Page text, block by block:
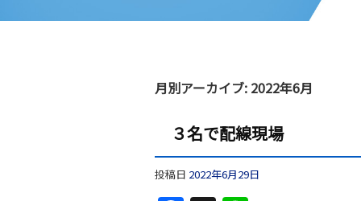
月別アーカイブ: 2022年6月
３名で配線現場
投稿日 2022年6月29日